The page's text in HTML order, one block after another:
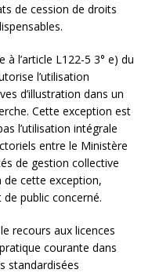
de cession de droits
à l’article L122-5 3° e) du
l’utilisation
d’illustration dans un
Cette exception est
l’utilisation intégrale
entre le Ministère
de gestion collective
de cette exception,
public concerné.
recours aux licences
courante dans
standardisées